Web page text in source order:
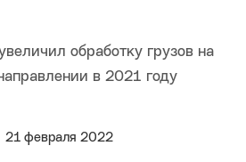
21 февраля 2022